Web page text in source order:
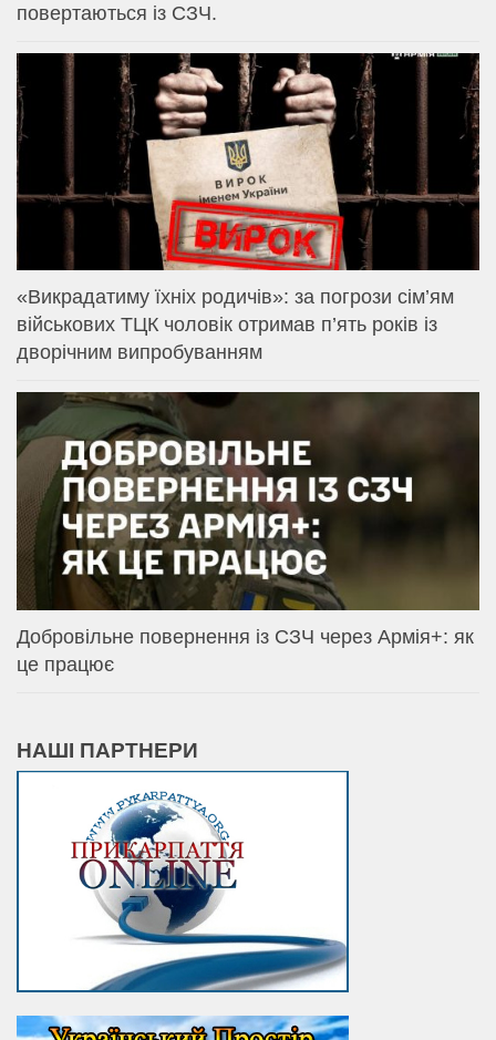
повертаються із СЗЧ.
«Викрадатиму їхніх родичів»: за погрози сім’ям
військових ТЦК чоловік отримав п’ять років із
дворічним випробуванням
Добровільне повернення із СЗЧ через Армія+: як
це працює
НАШІ ПАРТНЕРИ